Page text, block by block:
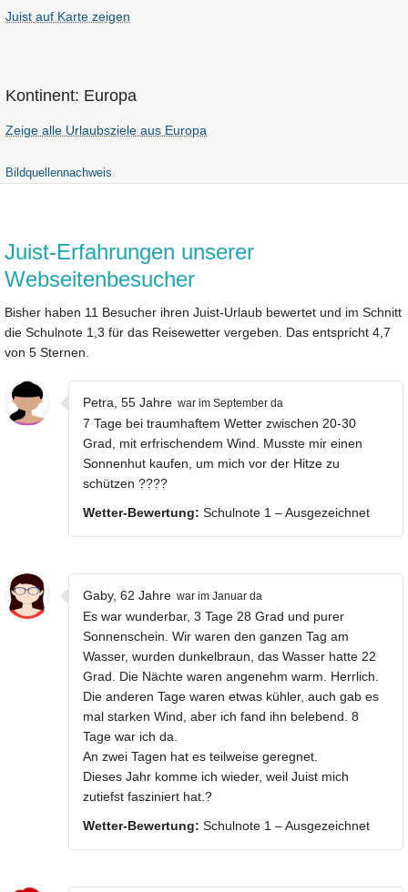
Juist auf Karte zeigen
Kontinent: Europa
Zeige alle Urlaubsziele aus Europa
Bildquellennachweis
Juist-Erfahrungen unserer
Webseitenbesucher
Bisher haben 11 Besucher ihren Juist-Urlaub bewertet und im Schnitt
die Schulnote 1,3 für das Reisewetter vergeben. Das entspricht 4,7
von 5 Sternen.
Petra, 55 Jahre war im September da
7 Tage bei traumhaftem Wetter zwischen 20-30
Grad, mit erfrischendem Wind. Musste mir einen
Sonnenhut kaufen, um mich vor der Hitze zu
schützen ????
Wetter-Bewertung: Schulnote 1 – Ausgezeichnet
Gaby, 62 Jahre war im Januar da
Es war wunderbar, 3 Tage 28 Grad und purer
Sonnenschein. Wir waren den ganzen Tag am
Wasser, wurden dunkelbraun, das Wasser hatte 22
Grad. Die Nächte waren angenehm warm. Herrlich.
Die anderen Tage waren etwas kühler, auch gab es
mal starken Wind, aber ich fand ihn belebend. 8
Tage war ich da.
An zwei Tagen hat es teilweise geregnet.
Dieses Jahr komme ich wieder, weil Juist mich
zutiefst fasziniert hat.?
Wetter-Bewertung: Schulnote 1 – Ausgezeichnet